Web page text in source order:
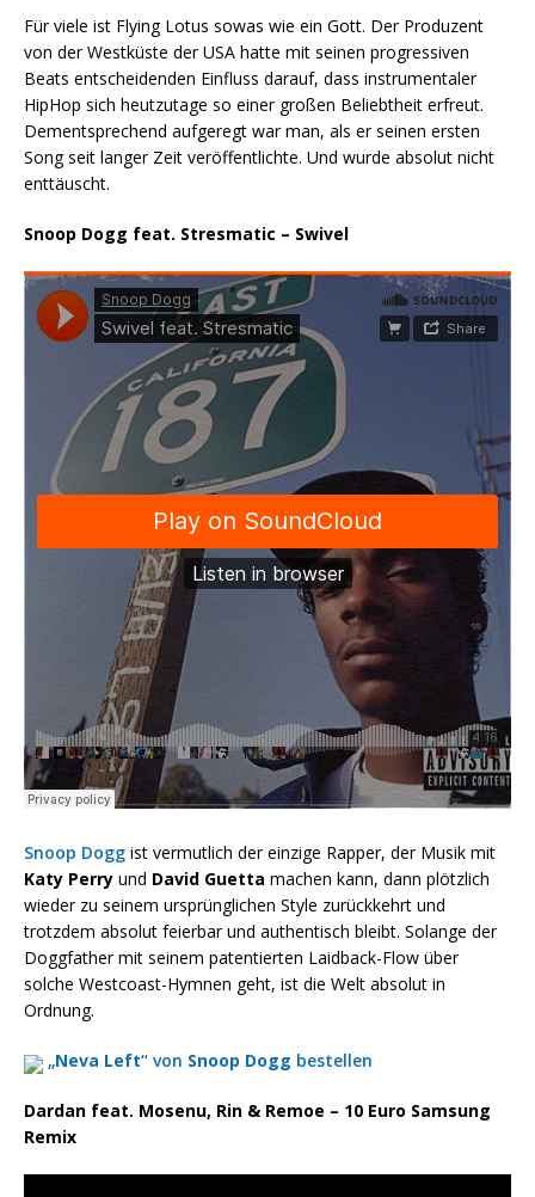
Für viele ist Flying Lotus sowas wie ein Gott. Der Produzent
von der Westküste der USA hatte mit seinen progressiven
Beats entscheidenden Einfluss darauf, dass instrumentaler
HipHop sich heutzutage so einer großen Beliebtheit erfreut.
Dementsprechend aufgeregt war man, als er seinen ersten
Song seit langer Zeit veröffentlichte. Und wurde absolut nicht
enttäuscht.
Snoop Dogg feat. Stresmatic – Swivel
Snoop Dogg ist vermutlich der einzige Rapper, der Musik mit
Katy Perry und David Guetta machen kann, dann plötzlich
wieder zu seinem ursprünglichen Style zurückkehrt und
trotzdem absolut feierbar und authentisch bleibt. Solange der
Doggfather mit seinem patentierten Laidback-Flow über
solche Westcoast-Hymnen geht, ist die Welt absolut in
Ordnung.
„Neva Left“ von Snoop Dogg bestellen
Dardan feat. Mosenu, Rin & Remoe – 10 Euro Samsung
Remix